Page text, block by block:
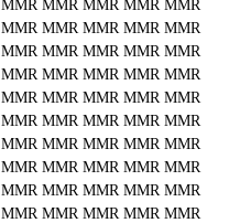
MMR MMR MMR MMR MMR
MMR MMR MMR MMR MMR
MMR MMR MMR MMR MMR
MMR MMR MMR MMR MMR
MMR MMR MMR MMR MMR
MMR MMR MMR MMR MMR
MMR MMR MMR MMR MMR
MMR MMR MMR MMR MMR
MMR MMR MMR MMR MMR
MMR MMR MMR MMR MMR